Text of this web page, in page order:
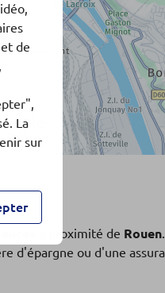
4
à proximité de Rouen
d'épargne ou d'une
de
La
sur